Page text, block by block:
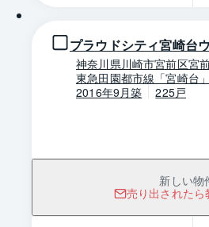
プラウドシティ宮崎台
神奈川県川崎市宮前区宮
東急田園都市線「宮崎台
2016年9月築
225戸
新しい物
売り出されたら